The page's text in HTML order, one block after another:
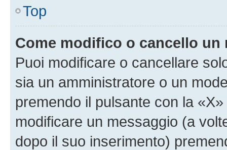
Top
Come modifico o cancello un
Puoi modificare o cancellare
sia un amministratore o un
premendo il pulsante con la
modificare un messaggio (a
dopo il suo inserimento)